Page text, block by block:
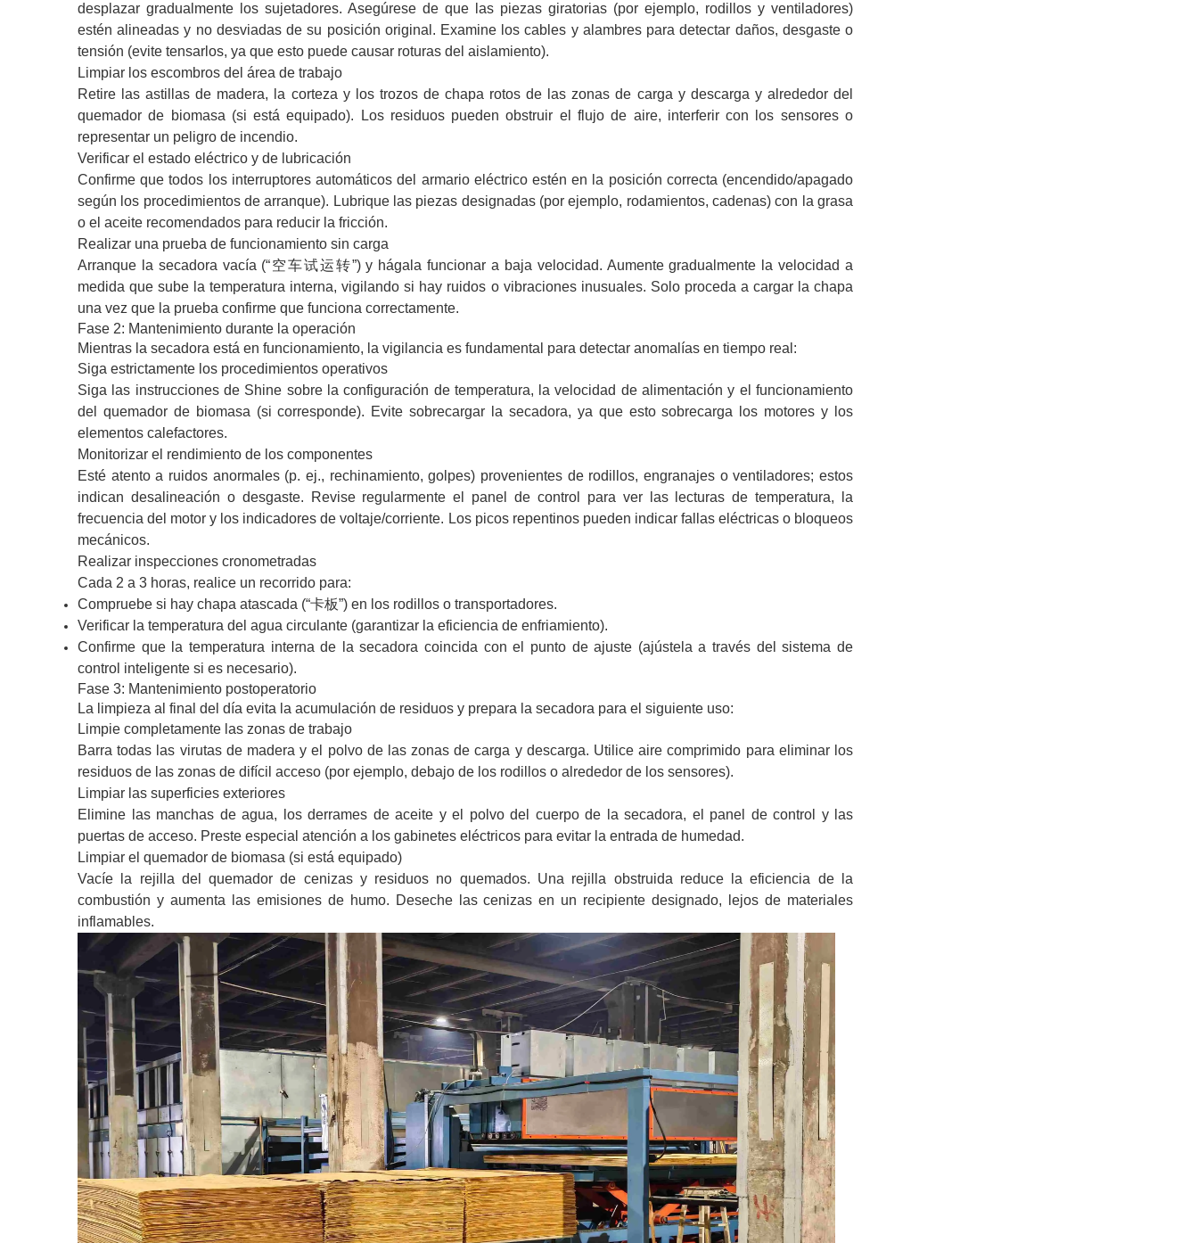
desplazar gradualmente los sujetadores. Asegúrese de que las piezas giratorias (por ejemplo, rodillos y ventiladores)
estén alineadas y no desviadas de su posición original. Examine los cables y alambres para detectar daños, desgaste o
tensión (evite tensarlos, ya que esto puede causar roturas del aislamiento).
Limpiar los escombros del área de trabajo
Retire las astillas de madera, la corteza y los trozos de chapa rotos de las zonas de carga y descarga y alrededor del
quemador de biomasa (si está equipado). Los residuos pueden obstruir el flujo de aire, interferir con los sensores o
representar un peligro de incendio.
Verificar el estado eléctrico y de lubricación
Confirme que todos los interruptores automáticos del armario eléctrico estén en la posición correcta (encendido/apagado
según los procedimientos de arranque). Lubrique las piezas designadas (por ejemplo, rodamientos, cadenas) con la grasa
o el aceite recomendados para reducir la fricción.
Realizar una prueba de funcionamiento sin carga
Arranque la secadora vacía (“空车试运转”) y hágala funcionar a baja velocidad. Aumente gradualmente la velocidad a
medida que sube la temperatura interna, vigilando si hay ruidos o vibraciones inusuales. Solo proceda a cargar la chapa
una vez que la prueba confirme que funciona correctamente.
Fase 2: Mantenimiento durante la operación
Mientras la secadora está en funcionamiento, la vigilancia es fundamental para detectar anomalías en tiempo real:
Siga estrictamente los procedimientos operativos
Siga las instrucciones de Shine sobre la configuración de temperatura, la velocidad de alimentación y el funcionamiento
del quemador de biomasa (si corresponde). Evite sobrecargar la secadora, ya que esto sobrecarga los motores y los
elementos calefactores.
Monitorizar el rendimiento de los componentes
Esté atento a ruidos anormales (p. ej., rechinamiento, golpes) provenientes de rodillos, engranajes o ventiladores; estos
indican desalineación o desgaste. Revise regularmente el panel de control para ver las lecturas de temperatura, la
frecuencia del motor y los indicadores de voltaje/corriente. Los picos repentinos pueden indicar fallas eléctricas o bloqueos
mecánicos.
Realizar inspecciones cronometradas
Cada 2 a 3 horas, realice un recorrido para:
Compruebe si hay chapa atascada (“卡板”) en los rodillos o transportadores.
Verificar la temperatura del agua circulante (garantizar la eficiencia de enfriamiento).
Confirme que la temperatura interna de la secadora coincida con el punto de ajuste (ajústela a través del sistema de
control inteligente si es necesario).
Fase 3: Mantenimiento postoperatorio
La limpieza al final del día evita la acumulación de residuos y prepara la secadora para el siguiente uso:
Limpie completamente las zonas de trabajo
Barra todas las virutas de madera y el polvo de las zonas de carga y descarga. Utilice aire comprimido para eliminar los
residuos de las zonas de difícil acceso (por ejemplo, debajo de los rodillos o alrededor de los sensores).
Limpiar las superficies exteriores
Elimine las manchas de agua, los derrames de aceite y el polvo del cuerpo de la secadora, el panel de control y las
puertas de acceso. Preste especial atención a los gabinetes eléctricos para evitar la entrada de humedad.
Limpiar el quemador de biomasa (si está equipado)
Vacíe la rejilla del quemador de cenizas y residuos no quemados. Una rejilla obstruida reduce la eficiencia de la
combustión y aumenta las emisiones de humo. Deseche las cenizas en un recipiente designado, lejos de materiales
inflamables.